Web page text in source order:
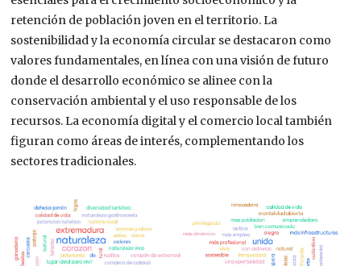
retención de población joven en el territorio. La
sostenibilidad y la economía circular se destacaron como
valores fundamentales, en línea con una visión de futuro
donde el desarrollo económico se alinee con la
conservación ambiental y el uso responsable de los
recursos. La economía digital y el comercio local también
figuran como áreas de interés, complementando los
sectores tradicionales.